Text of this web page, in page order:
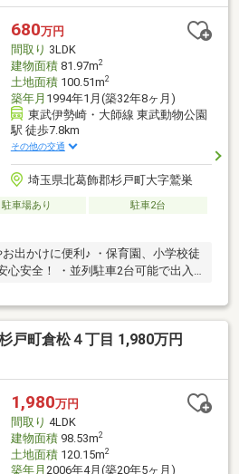
680万円
間取り 3LDK
建物面積81.97m2
土地面積100.51m2
築年月 1994年1月(築32年8ヶ月)
東武伊勢崎・大師線 東武動物公園
駅 徒歩7.8km
その他の交通
埼玉県北葛飾郡杉戸町大字鷲巣
駐車場あり
駐車2台
♪ ・保育園、小学校徒
心安全！ ・並列駐車2台可能で出入
戸町倉松４丁目 1,980万円
1,980万円
間取り 4LDK
建物面積98.53m2
土地面積120.15m2
築年月 2006年4月(築20年5ヶ月)